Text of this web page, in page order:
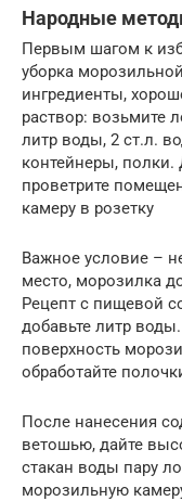
Народные
Первым шагом к
уборка
ингредиенты,
раствор: возьмите
литр воды, 2 ст.л.
контейнеры, полки.
проветрите
камеру в розетку
Важное условие –
место, морозилка
Рецепт с пищевой
добавьте литр
поверхность
обработайте
После нанесения
ветошью, дайте
стакан воды пару
морозильную